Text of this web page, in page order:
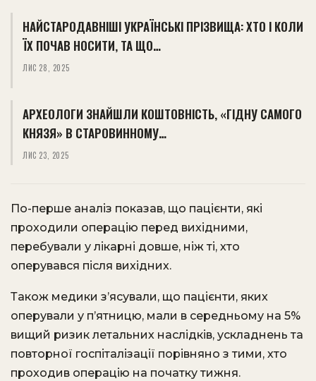
НАЙСТАРОДАВНІШІ УКРАЇНСЬКІ ПРІЗВИЩА: ХТО І КОЛИ
ЇХ ПОЧАВ НОСИТИ, ТА ЩО…
ЛИС 28, 2025
АРХЕОЛОГИ ЗНАЙШЛИ КОШТОВНІСТЬ, «ГІДНУ САМОГО
КНЯЗЯ» В СТАРОВИННОМУ…
ЛИС 23, 2025
По-перше аналіз показав, що пацієнти, які
проходили операцію перед вихідними,
перебували у лікарні довше, ніж ті, хто
оперувався після вихідних.
Також медики з’ясували, що пацієнти, яких
оперували у п’ятницю, мали в середньому на 5%
вищий ризик летальних наслідків, ускладнень та
повторної госпіталізації порівняно з тими, хто
проходив операцію на початку тижня.